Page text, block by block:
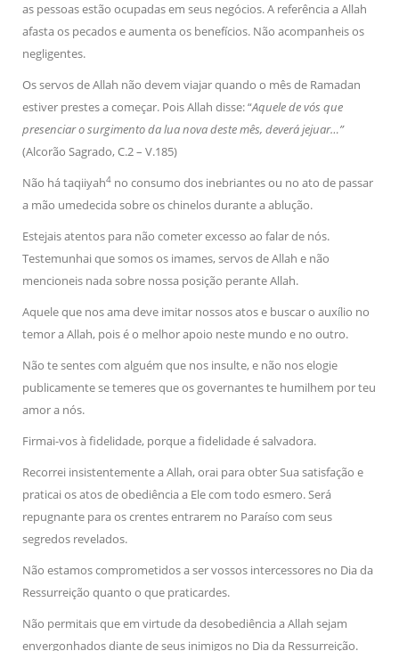
as pessoas estão ocupadas em seus negócios. A referência a Allah
afasta os pecados e aumenta os benefícios. Não acompanheis os
negligentes.
Os servos de Allah não devem viajar quando o mês de Ramadan
estiver prestes a começar. Pois Allah disse: “Aquele de vós que
presenciar o surgimento da lua nova deste mês, deverá jejuar…”
(Alcorão Sagrado, C.2 – V.185)
Não há taqiiyah4 no consumo dos inebriantes ou no ato de passar
a mão umedecida sobre os chinelos durante a ablução.
Estejais atentos para não cometer excesso ao falar de nós.
Testemunhai que somos os imames, servos de Allah e não
mencioneis nada sobre nossa posição perante Allah.
Aquele que nos ama deve imitar nossos atos e buscar o auxílio no
temor a Allah, pois é o melhor apoio neste mundo e no outro.
Não te sentes com alguém que nos insulte, e não nos elogie
publicamente se temeres que os governantes te humilhem por teu
amor a nós.
Firmai-vos à fidelidade, porque a fidelidade é salvadora.
Recorrei insistentemente a Allah, orai para obter Sua satisfação e
praticai os atos de obediência a Ele com todo esmero. Será
repugnante para os crentes entrarem no Paraíso com seus
segredos revelados.
Não estamos comprometidos a ser vossos intercessores no Dia da
Ressurreição quanto o que praticardes.
Não permitais que em virtude da desobediência a Allah sejam
envergonhados diante de seus inimigos no Dia da Ressurreição.